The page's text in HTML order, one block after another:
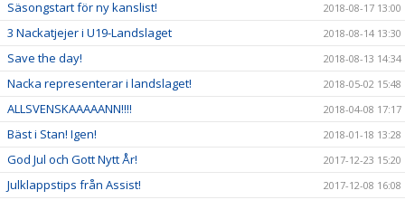
Säsongstart för ny kanslist! 2018-08-17 13:00
3 Nackatjejer i U19-Landslaget 2018-08-14 13:30
Save the day! 2018-08-13 14:34
Nacka representerar i landslaget! 2018-05-02 15:48
ALLSVENSKAAAAANN!!!! 2018-04-08 17:17
Bäst i Stan! Igen! 2018-01-18 13:28
God Jul och Gott Nytt År! 2017-12-23 15:20
Julklappstips från Assist! 2017-12-08 16:08